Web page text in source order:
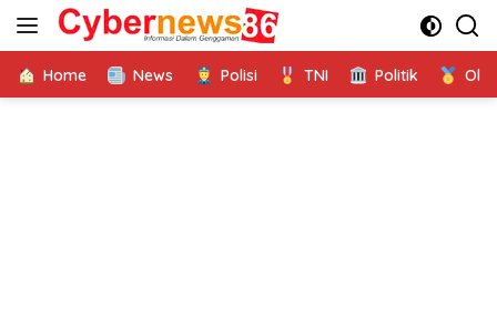
Langsung
Home News Polisi TNI Politik